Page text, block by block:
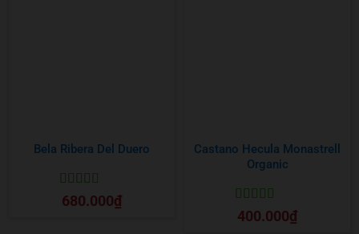
Bela Ribera Del Duero
Được xếp
hạng55 sao
680.000₫
Castano Hecula Monastrell
Organic
Được xếp
hạng55 sao
400.000₫